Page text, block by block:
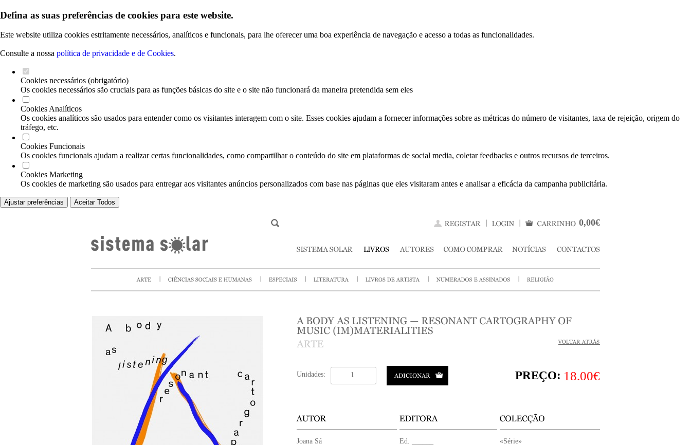
Defina as suas preferências de cookies para este website.
Este website utiliza cookies estritamente necessários, analíticos e funcionais, para lhe oferecer uma boa experiência de navegação e acesso a todas as funcionalidades.
Consulte a nossa política de privacidade e de Cookies.
Cookies necessários (obrigatório)
Os cookies necessários são cruciais para as funções básicas do site e o site não funcionará da maneira pretendida sem eles
Cookies Analíticos
Os cookies analíticos são usados para entender como os visitantes interagem com o site. Esses cookies ajudam a fornecer informações sobre as métricas do número de visitantes, taxa de rejeição, origem do
tráfego, etc.
Cookies Funcionais
Os cookies funcionais ajudam a realizar certas funcionalidades, como compartilhar o conteúdo do site em plataformas de social media, coletar feedbacks e outros recursos de terceiros.
Cookies Marketing
Os cookies de marketing são usados para entregar aos visitantes anúncios personalizados com base nas páginas que eles visitaram antes e analisar a eficácia da campanha publicitária.
Ajustar preferências Aceitar Todos
0,00€
Unidades: PREÇO: 18.00€
Joana Sá Ed. ______ «Série»